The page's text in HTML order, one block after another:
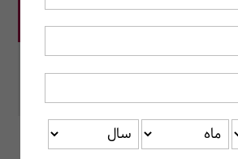
4,600,000 ریال
در این دوره رزرو کنید.
به صورت آنلاین برگزار می‌شود.
دروس سوالات متداول